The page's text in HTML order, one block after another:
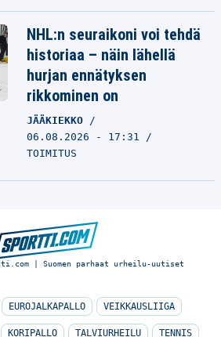
NHL:n seuraikoni voi tehdä
historiaa – näin lähellä
hurjan ennätyksen
rikkominen on
JÄÄKIEKKO
06.08.2026 - 17:31
TOIMITUS
| Suomen parhaat urheilu-uutiset
EUROJALKAPALLO VEIKKAUSLIIGA
KORIPALLO TALVIURHEILU TENNIS